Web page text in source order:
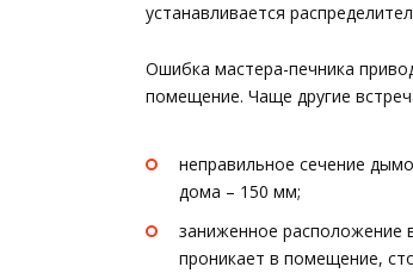
устанавливается
Ошибка мастера-печника
помещение. Чаще другие
неправильное сечение
дома – 150 мм;
заниженное расположение
проникает в помещение,